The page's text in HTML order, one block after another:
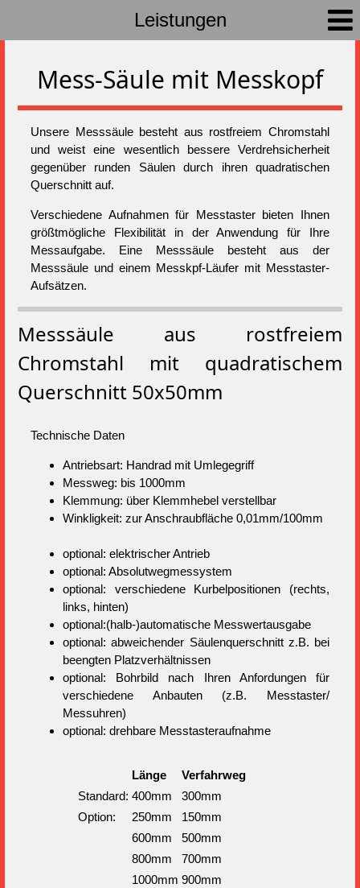
Leistungen
Mess-Säule mit Messkopf
Unsere Messsäule besteht aus rostfreiem Chromstahl
und weist eine wesentlich bessere Verdrehsicherheit
gegenüber runden Säulen durch ihren quadratischen
Querschnitt auf.
Verschiedene Aufnahmen für Messtaster bieten Ihnen
größtmögliche Flexibilität in der Anwendung für Ihre
Messaufgabe. Eine Messsäule besteht aus der
Messsäule und einem Messkpf-Läufer mit Messtaster-
Aufsätzen.
Messsäule aus rostfreiem
Chromstahl mit quadratischem
Querschnitt 50x50mm
Technische Daten
Antriebsart: Handrad mit Umlegegriff
Messweg: bis 1000mm
Klemmung: über Klemmhebel verstellbar
Winkligkeit: zur Anschraubfläche 0,01mm/100mm
optional: elektrischer Antrieb
optional: Absolutwegmessystem
optional: verschiedene Kurbelpositionen (rechts,
links, hinten)
optional:(halb-)automatische Messwertausgabe
optional: abweichender Säulenquerschnitt z.B. bei
beengten Platzverhältnissen
optional: Bohrbild nach Ihren Anfordungen für
verschiedene Anbauten (z.B. Messtaster/
Messuhren)
optional: drehbare Messtasteraufnahme
Länge
Verfahrweg
Standard: 400mm
300mm
Option:
250mm
150mm
600mm
500mm
800mm
700mm
1000mm 900mm